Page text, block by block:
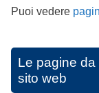
Puoi vedere
Le pagine
sito web